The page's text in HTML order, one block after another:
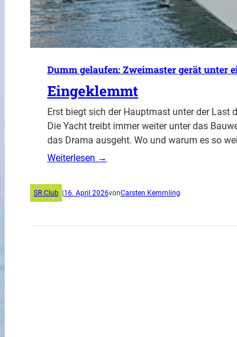
Dumm gelaufen: Zweimaster gerät unter
Eingeklemmt
Erst biegt sich der Hauptmast unter der Last
Die Yacht treibt immer weiter unter das
das Drama ausgeht. Wo und warum es so
Weiterlesen →
SR Club |16. April 2026vonCarsten Kemmling